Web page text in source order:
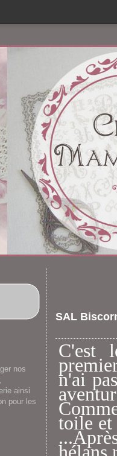
nos
ainsi
pour les
SAL
C'est
n'ai
toile